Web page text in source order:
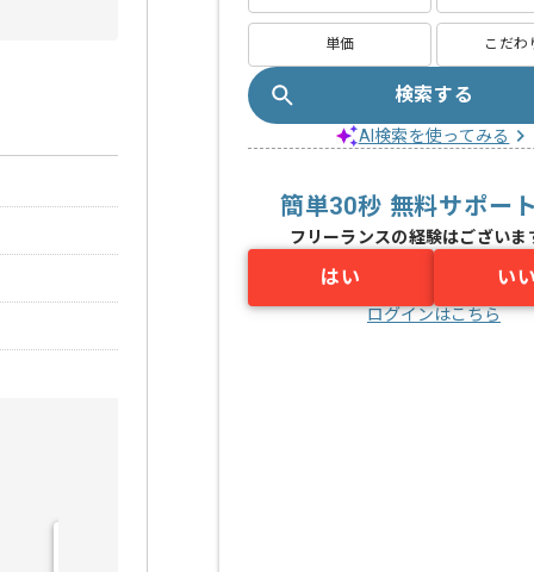
単価 こだわ
検索する
AI検索を使ってみる
簡単30秒 無料サポー
フリーランスの経験はございま
はい い
ログインはこちら